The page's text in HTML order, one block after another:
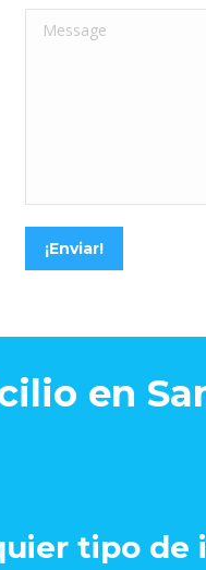
Message
¡Enviar!
en
tipo de